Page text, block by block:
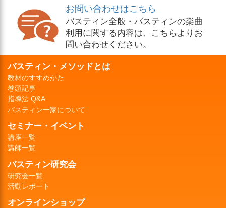
お問い合わせはこちら
バスティン全般・バスティンの楽曲
利用に関する内容は、こちらよりお
問い合わせください。
バスティン・メソッドとは
教材のすすめかた
巻頭記事
指導法 Q&A
バスティン一家について
セミナー・イベント
講座一覧
講師一覧
バスティン研究会
研究会一覧
活動レポート
オンラインショップ